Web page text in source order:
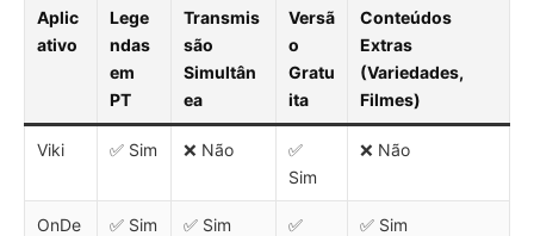
Aplic
ativo
Lege
ndas
em
PT
Transmis
são
Simultân
ea
Versã
o
Gratu
ita
Conteúdos
Extras
(Variedades,
Filmes)
Viki ✅ Sim ❌ Não
✅
Sim
❌ Não
OnDe
✅ Sim ✅ Sim
✅
✅ Sim